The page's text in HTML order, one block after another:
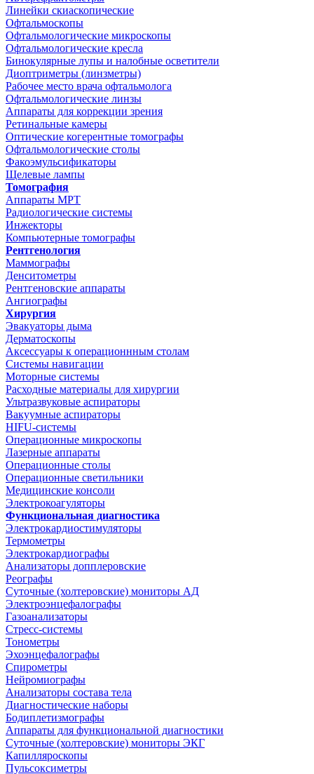
Линейки скиаскопические
Офтальмоскопы
Офтальмологические микроскопы
Офтальмологические кресла
Бинокулярные лупы и налобные осветители
Диоптриметры (линзметры)
Рабочее место врача офтальмолога
Офтальмологические линзы
Аппараты для коррекции зрения
Ретинальные камеры
Оптические когерентные томографы
Офтальмологические столы
Факоэмульсификаторы
Щелевые лампы
Томография
Аппараты МРТ
Радиологические системы
Инжекторы
Компьютерные томографы
Рентгенология
Маммографы
Денситометры
Рентгеновские аппараты
Ангиографы
Хирургия
Эвакуаторы дыма
Дерматоскопы
Аксессуары к операционнным столам
Системы навигации
Моторные системы
Расходные материалы для хирургии
Ультразвуковые аспираторы
Вакуумные аспираторы
HIFU-системы
Операционные микроскопы
Лазерные аппараты
Операционные столы
Операционные светильники
Медицинские консоли
Электрокоагуляторы
Функциональная диагностика
Электрокардиостимуляторы
Термометры
Электрокардиографы
Анализаторы допплеровские
Реографы
Суточные (холтеровские) мониторы АД
Электроэнцефалографы
Газоанализаторы
Стресс-системы
Тонометры
Эхоэнцефалографы
Спирометры
Нейромиографы
Анализаторы состава тела
Диагностические наборы
Бодиплетизмографы
Аппараты для функциональной диагностики
Суточные (холтеровские) мониторы ЭКГ
Капилляроскопы
Пульсоксиметры